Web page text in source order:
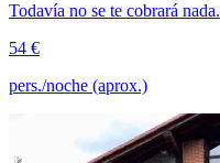
Todavía no se te cobrará nada.
54 €
pers./noche (aprox.)